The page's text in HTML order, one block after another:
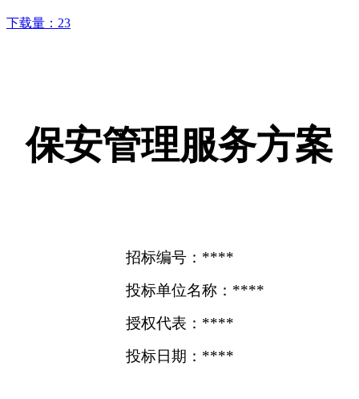
下载量： 23
保安管理服务方案
招标编号：****
投标单位名称：****
授权代表：****
投标日期：****